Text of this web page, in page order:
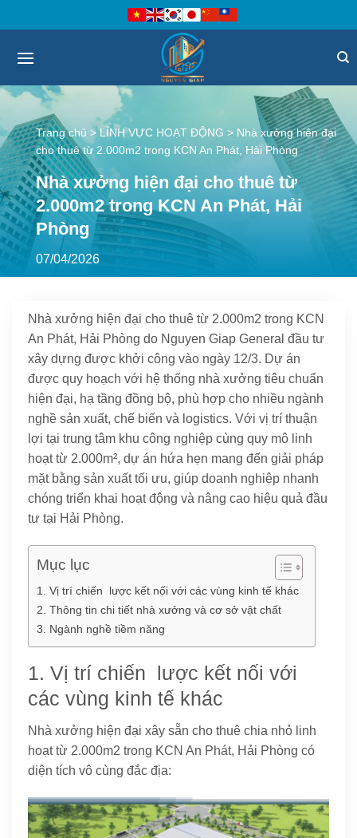
qua
Trang chủ >LĨNH VỰC HOẠT ĐỘNG > Nhà xưởng hiện đại
cho thuê từ 2.000m2 trong KCN An Phát, Hải Phòng
Nhà xưởng hiện đại cho thuê từ
2.000m2 trong KCN An Phát, Hải
Phòng
07/04/2026
Nhà xưởng hiện đại cho thuê từ 2.000m2 trong KCN
An Phát, Hải Phòng do Nguyen Giap General đầu tư
xây dựng được khởi công vào ngày 12/3. Dự án
được quy hoạch với hệ thống nhà xưởng tiêu chuẩn
hiện đại, hạ tầng đồng bộ, phù hợp cho nhiều ngành
nghề sản xuất, chế biến và logistics. Với vị trí thuận
lợi tại trung tâm khu công nghiệp cùng quy mô linh
hoạt từ 2.000m², dự án hứa hẹn mang đến giải pháp
mặt bằng sản xuất tối ưu, giúp doanh nghiệp nhanh
chóng triển khai hoạt động và nâng cao hiệu quả đầu
tư tại Hải Phòng.
Mục lục
1. Vị trí chiến lược kết nối với các vùng kinh tế khác
2. Thông tin chi tiết nhà xưởng và cơ sở vật chất
3. Ngành nghề tiềm năng
1. Vị trí chiến lược kết nối với
các vùng kinh tế khác
Nhà xưởng hiện đại xây sẵn cho thuê chia nhỏ linh
hoạt từ 2.000m2 trong KCN An Phát, Hải Phòng có
diện tích vô cùng đắc địa: